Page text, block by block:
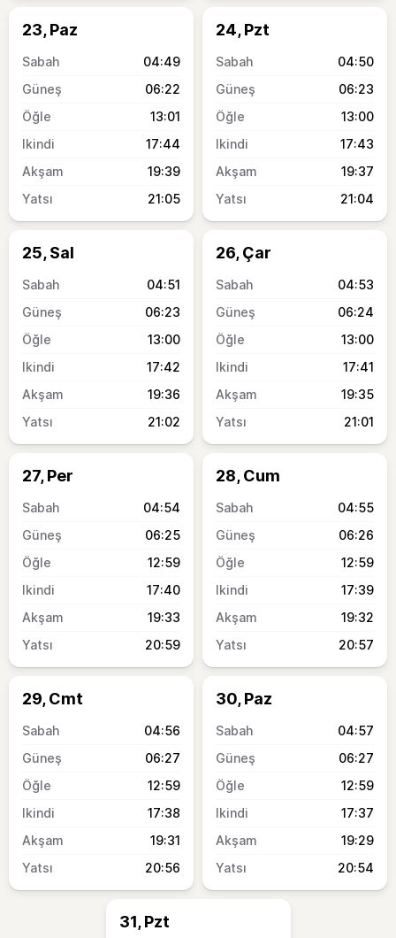
23, Paz
04:49
06:22
13:01
17:44
19:39
21:05
24, Pzt
04:50
06:23
13:00
17:43
19:37
21:04
25, Sal
04:51
06:23
13:00
17:42
19:36
21:02
26, Çar
04:53
06:24
13:00
17:41
19:35
21:01
27, Per
04:54
06:25
12:59
17:40
19:33
20:59
28, Cum
04:55
06:26
12:59
17:39
19:32
20:57
29, Cmt
04:56
06:27
12:59
17:38
19:31
20:56
30, Paz
04:57
06:27
12:59
17:37
19:29
20:54
31, Pzt